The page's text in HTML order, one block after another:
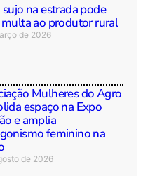
sujo na estrada pode
ao produtor rural
de 2026
Mulheres do Agro
espaço na Expo
e amplia
feminino na
de 2026